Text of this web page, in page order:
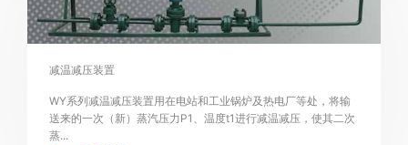
减温减压装置
WY系列减温减压装置用在电站和工业锅炉及热电厂等处，将输
送来的一次（新）蒸汽压力P1、温度t1进行减温减压，使其二次
蒸...